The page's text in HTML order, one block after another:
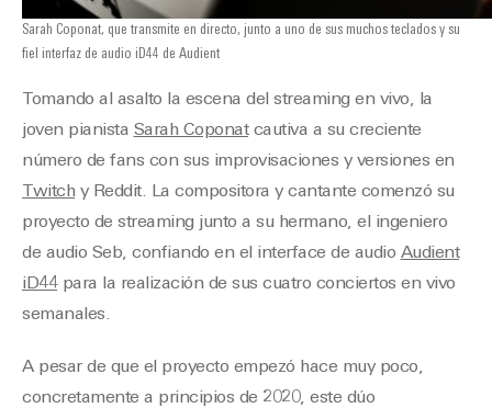
Sarah Coponat, que transmite en directo, junto a uno de sus muchos teclados y su
fiel interfaz de audio iD44 de Audient
Tomando al asalto la escena del streaming en vivo, la
joven pianista Sarah Coponatcautiva a su creciente
número de fans con sus improvisaciones y versiones en
Twitch y Reddit. La compositora y cantante comenzó su
proyecto de streaming junto a su hermano, el ingeniero
de audio Seb, confiando en el interface de audio Audient
iD44para la realización de sus cuatro conciertos en vivo
semanales.
A pesar de que el proyecto empezó hace muy poco,
concretamente a principios de 2020, este dúo